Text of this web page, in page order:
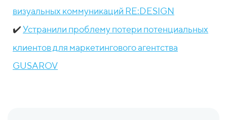
визуальных коммуникаций RE:DESIGN
✔️Устранили проблему потери потенциальных
клиентов для маркетингового агентства
GUSAROV